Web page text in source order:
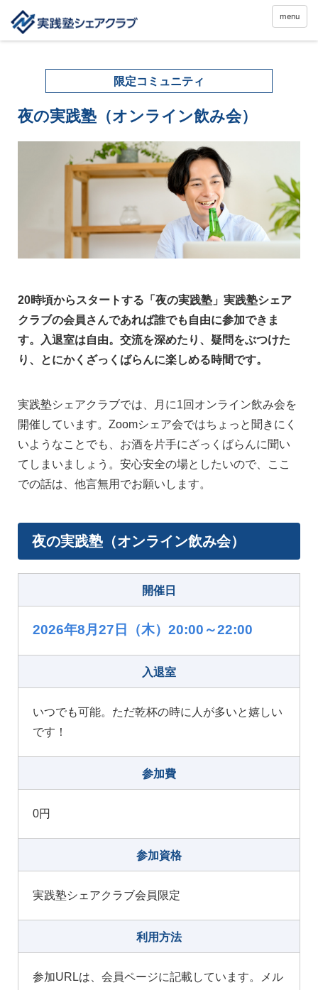
menu
限定コミュニティ
夜の実践塾（オンライン飲み会）
20時頃からスタートする「夜の実践塾」実践塾シェア
クラブの会員さんであれば誰でも自由に参加できま
す。入退室は自由。交流を深めたり、疑問をぶつけた
り、とにかくざっくばらんに楽しめる時間です。
実践塾シェアクラブでは、月に1回オンライン飲み会を
開催しています。Zoomシェア会ではちょっと聞きにく
いようなことでも、お酒を片手にざっくばらんに聞い
てしまいましょう。安心安全の場としたいので、ここ
での話は、他言無用でお願いします。
夜の実践塾（オンライン飲み会）
開催日
2026年8月27日（木）20:00～22:00
入退室
いつでも可能。ただ乾杯の時に人が多いと嬉しい
です！
参加費
0円
参加資格
実践塾シェアクラブ会員限定
利用方法
参加URLは、会員ページに記載しています。メル